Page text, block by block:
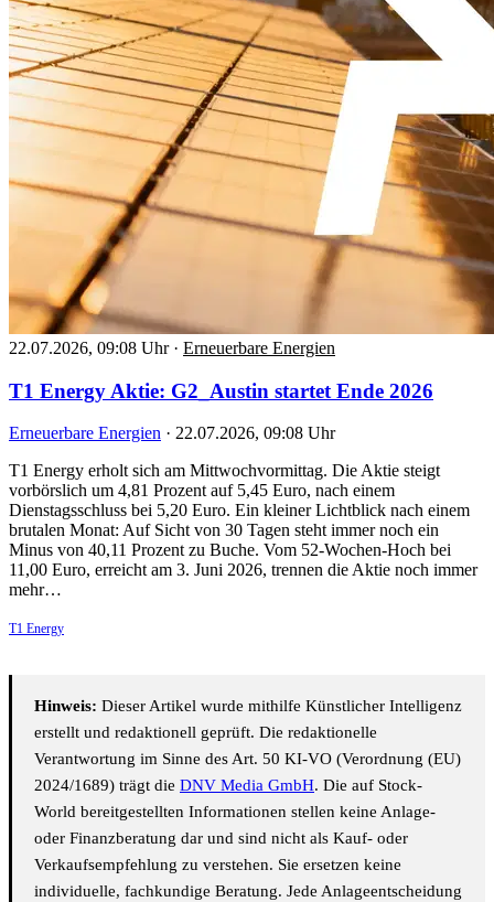
22.07.2026, 09:08 Uhr · Erneuerbare Energien
T1 Energy Aktie: G2_Austin startet Ende 2026
Erneuerbare Energien · 22.07.2026, 09:08 Uhr
T1 Energy erholt sich am Mittwochvormittag. Die Aktie steigt
vorbörslich um 4,81 Prozent auf 5,45 Euro, nach einem
Dienstagsschluss bei 5,20 Euro. Ein kleiner Lichtblick nach einem
brutalen Monat: Auf Sicht von 30 Tagen steht immer noch ein
Minus von 40,11 Prozent zu Buche. Vom 52-Wochen-Hoch bei
11,00 Euro, erreicht am 3. Juni 2026, trennen die Aktie noch immer
mehr…
T1 Energy
Hinweis: Dieser Artikel wurde mithilfe Künstlicher Intelligenz
erstellt und redaktionell geprüft. Die redaktionelle
Verantwortung im Sinne des Art. 50 KI-VO (Verordnung (EU)
2024/1689) trägt die DNV Media GmbH. Die auf Stock-
World bereitgestellten Informationen stellen keine Anlage-
oder Finanzberatung dar und sind nicht als Kauf- oder
Verkaufsempfehlung zu verstehen. Sie ersetzen keine
individuelle, fachkundige Beratung. Jede Anlageentscheidung